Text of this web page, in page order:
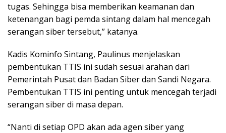
tugas. Sehingga bisa memberikan keamanan dan
ketenangan bagi pemda sintang dalam hal mencegah
serangan siber tersebut,” katanya.
Kadis Kominfo Sintang, Paulinus menjelaskan
pembentukan TTIS ini sudah sesuai arahan dari
Pemerintah Pusat dan Badan Siber dan Sandi Negara.
Pembentukan TTIS ini penting untuk mencegah terjadi
serangan siber di masa depan.
“Nanti di setiap OPD akan ada agen siber yang